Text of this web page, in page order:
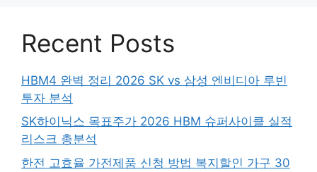
Recent Posts
HBM4 완벽 정리 2026 SK vs 삼성 엔비디아 루빈
투자 분석
SK하이닉스 목표주가 2026 HBM 슈퍼사이클 실적
리스크 총분석
한전 고효율 가전제품 신청 방법 복지할인 가구 30